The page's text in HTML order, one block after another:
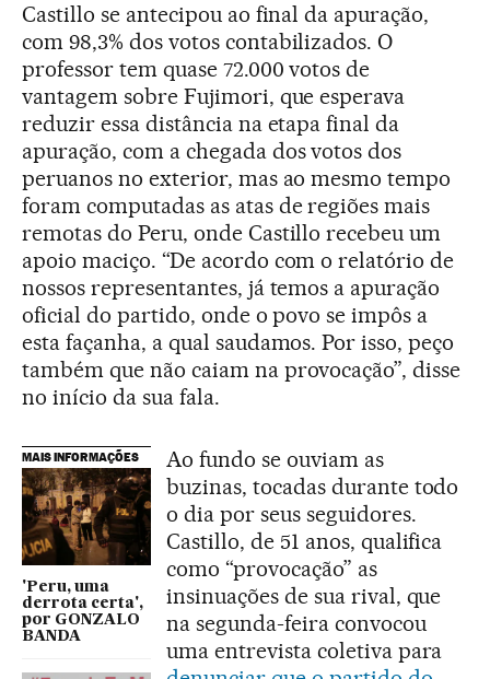
Castillo se antecipou ao final da apuração,
com 98,3% dos votos contabilizados. O
professor tem quase 72.000 votos de
vantagem sobre Fujimori, que esperava
reduzir essa distância na etapa final da
apuração, com a chegada dos votos dos
peruanos no exterior, mas ao mesmo tempo
foram computadas as atas de regiões mais
remotas do Peru, onde Castillo recebeu um
apoio maciço. “De acordo com o relatório de
nossos representantes, já temos a apuração
oficial do partido, onde o povo se impôs a
esta façanha, a qual saudamos. Por isso, peço
também que não caiam na provocação”, disse
no início da sua fala.
MAIS INFORMAÇÕES
'Peru, uma
derrota certa',
por GONZALO
BANDA
Ao fundo se ouviam as
buzinas, tocadas durante todo
o dia por seus seguidores.
Castillo, de 51 anos, qualifica
como “provocação” as
insinuações de sua rival, que
na segunda-feira convocou
uma entrevista coletiva para